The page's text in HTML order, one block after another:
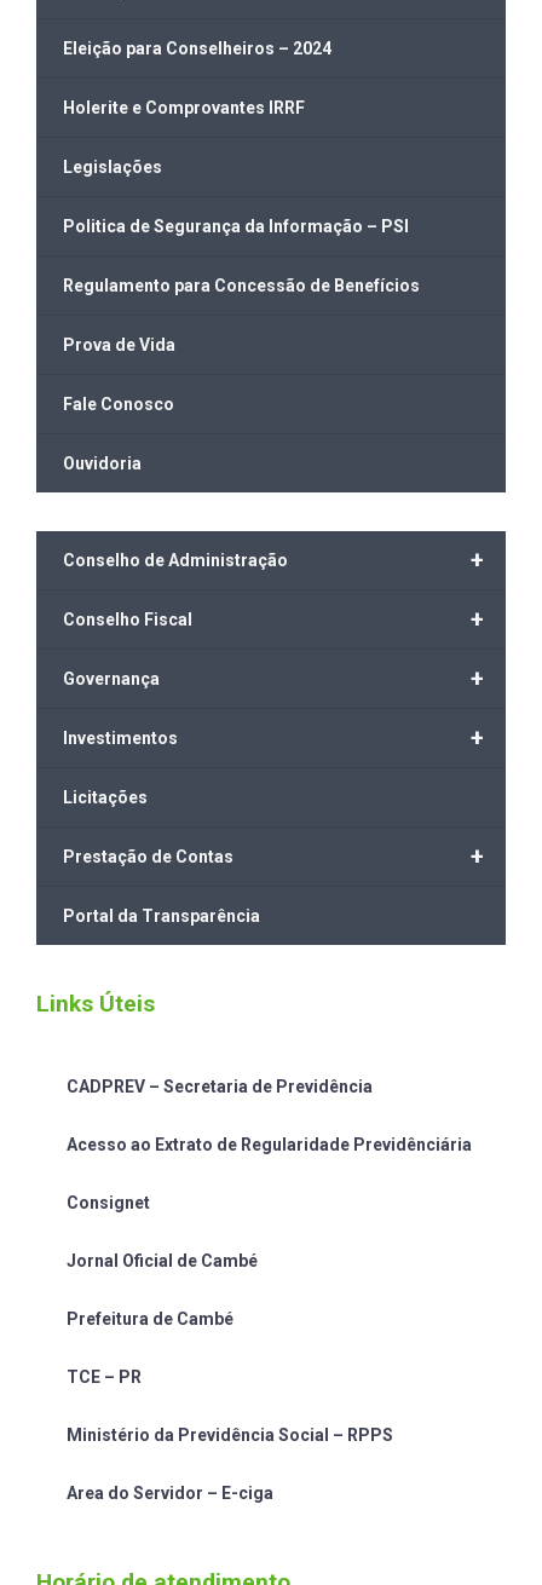
Eleição para Conselheiros – 2024
Holerite e Comprovantes IRRF
Legislações
Politica de Segurança da Informação – PSI
Regulamento para Concessão de Benefícios
Prova de Vida
Fale Conosco
Ouvidoria
+
Conselho de Administração
+
Conselho Fiscal
+
Governança
+
Investimentos
Licitações
+
Prestação de Contas
Portal da Transparência
Links Úteis
CADPREV – Secretaria de Previdência
Acesso ao Extrato de Regularidade Previdênciária
Consignet
Jornal Oficial de Cambé
Prefeitura de Cambé
TCE – PR
Ministério da Previdência Social – RPPS
Area do Servidor – E-ciga